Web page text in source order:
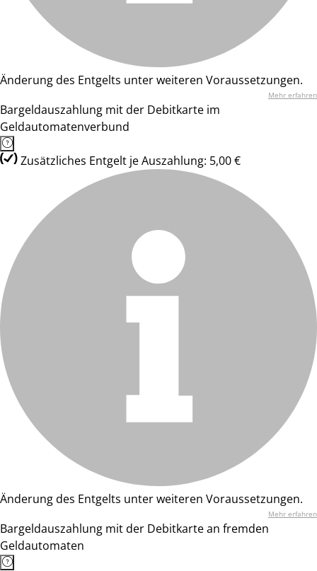
Änderung des Entgelts unter weiteren Voraussetzungen.
Mehr erfahren
Bargeldauszahlung mit der Debitkarte im
Geldautomatenverbund
Zusätzliches Entgelt je Auszahlung: 5,00 €
Änderung des Entgelts unter weiteren Voraussetzungen.
Mehr erfahren
Bargeldauszahlung mit der Debitkarte an fremden
Geldautomaten